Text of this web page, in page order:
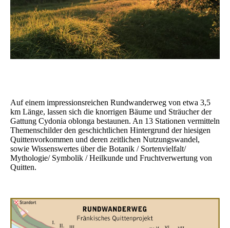
Auf einem impressionsreichen Rundwanderweg von etwa 3,5
km Länge, lassen sich die knorrigen Bäume und Sträucher der
Gattung Cydonia oblonga bestaunen. An 13 Stationen vermitteln
Themenschilder den geschichtlichen Hintergrund der hiesigen
Quittenvorkommen und deren zeitlichen Nutzungswandel,
sowie Wissenswertes über die Botanik / Sortenvielfalt/
Mythologie/ Symbolik / Heilkunde und Fruchtverwertung von
Quitten.